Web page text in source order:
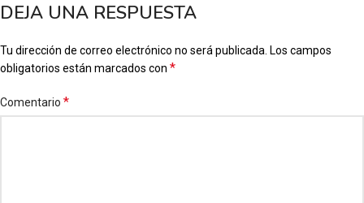
DEJA UNA RESPUESTA
Tu dirección de correo electrónico no será publicada. Los campos
obligatorios están marcados con *
Comentario *